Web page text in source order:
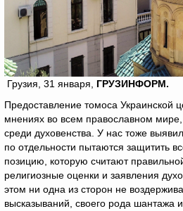
Грузия, 31 января, ГРУЗИНФОРМ.
Предоставление томоса Украинской
мнениях во всем православном мире,
среди духовенства. У нас тоже
по отдельности пытаются защитить
позицию, которую считают
религиозные оценки и заявления
этом ни одна из сторон не
высказываний, своего рода шантажа